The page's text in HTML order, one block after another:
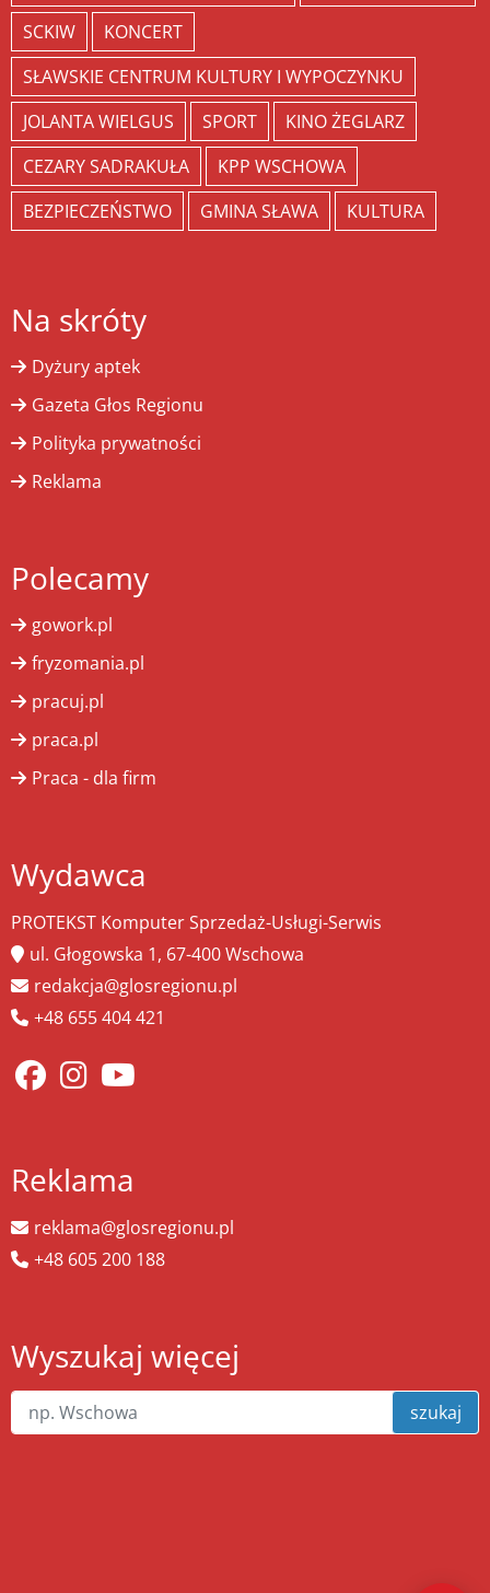
SCKIW
KONCERT
SŁAWSKIE CENTRUM KULTURY I WYPOCZYNKU
JOLANTA WIELGUS
SPORT
KINO ŻEGLARZ
CEZARY SADRAKUŁA
KPP WSCHOWA
BEZPIECZEŃSTWO
GMINA SŁAWA KULTURA
Na skróty
Dyżury aptek
Gazeta Głos Regionu
Polityka prywatności
Reklama
Polecamy
gowork.pl
fryzomania.pl
pracuj.pl
praca.pl
Praca - dla firm
Wydawca
PROTEKST Komputer Sprzedaż-Usługi-Serwis
ul. Głogowska 1, 67-400 Wschowa
redakcja@glosregionu.pl
+48 655 404 421
Reklama
reklama@glosregionu.pl
+48 605 200 188
Wyszukaj więcej
szukaj